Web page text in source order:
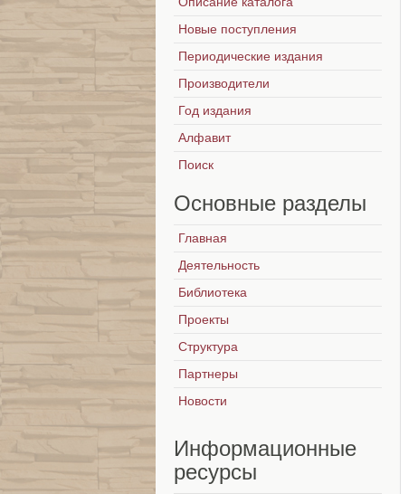
Новые поступления
Периодические издания
Производители
Год издания
Алфавит
Поиск
Основные разделы
Главная
Деятельность
Библиотека
Проекты
Структура
Партнеры
Новости
Информационные
ресурсы